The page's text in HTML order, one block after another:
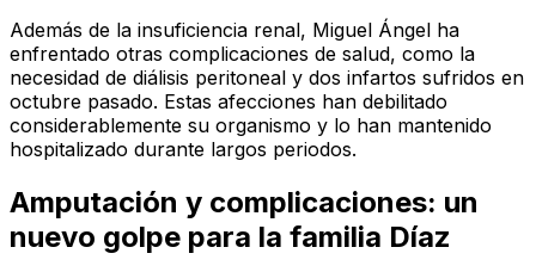
Además de la insuficiencia renal, Miguel Ángel ha
enfrentado otras complicaciones de salud, como la
necesidad de diálisis peritoneal y dos infartos sufridos en
octubre pasado. Estas afecciones han debilitado
considerablemente su organismo y lo han mantenido
hospitalizado durante largos periodos.
Amputación y complicaciones: un
nuevo golpe para la familia Díaz